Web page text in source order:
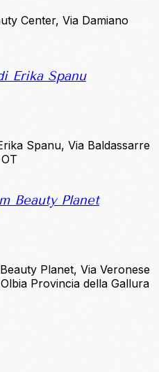
Center, Via Damiano
Erika Spanu
Spanu, Via Baldassarre
Beauty Planet
Planet, Via Veronese
Provincia della Gallura